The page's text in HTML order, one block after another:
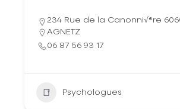
234 Rue de la Canonni√®re
AGNETZ
06 87 56 93 17
Psychologues